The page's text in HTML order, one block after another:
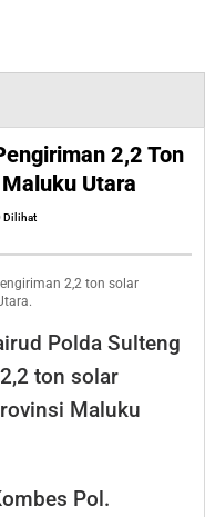
2,2 Ton
Utara
Dilihat
2,2 ton solar
Polda Sulteng
ton solar
Maluku
Pol.